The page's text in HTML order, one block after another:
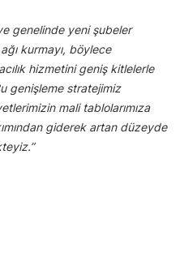
genelinde yeni şubeler
kurmayı, böylece
hizmetini geniş kitlelerle
genişleme stratejimiz
mali tablolarımıza
giderek artan düzeyde